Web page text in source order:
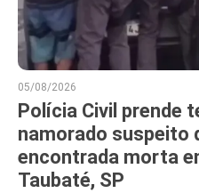
05/08/2026
Polícia Civil prende
namorado suspeito
encontrada morta
Taubaté, SP